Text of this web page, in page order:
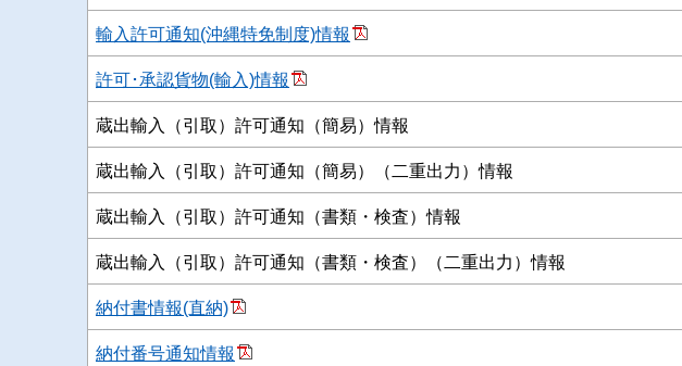
輸入許可通知(沖縄特免制度)情報
許可･承認貨物(輸入)情報
蔵出輸入（引取）許可通知（簡易）情報
蔵出輸入（引取）許可通知（簡易）（二重出力）情報
蔵出輸入（引取）許可通知（書類・検査）情報
蔵出輸入（引取）許可通知（書類・検査）（二重出力）情報
納付書情報(直納)
納付番号通知情報